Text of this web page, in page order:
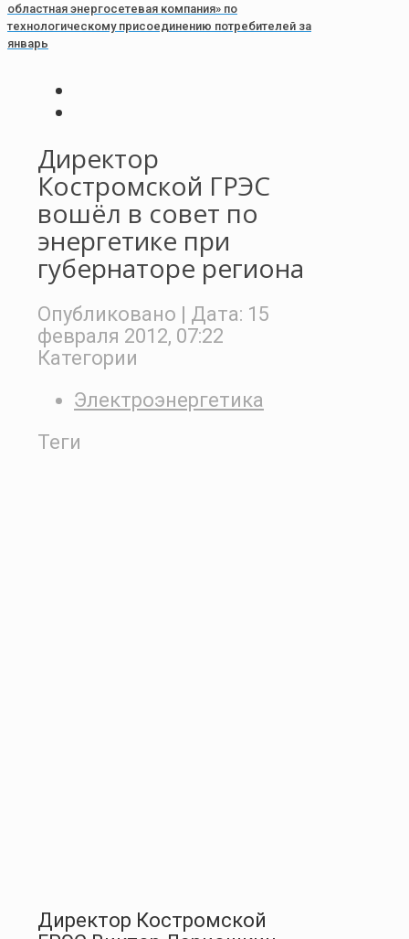
областная энергосетевая компания» по
технологическому присоединению потребителей за
январь
Директор
Костромской ГРЭС
вошёл в совет по
энергетике при
губернаторе региона
Опубликовано | Дата: 15
февраля 2012, 07:22
Категории
Электроэнергетика
Теги
Директор Костромской